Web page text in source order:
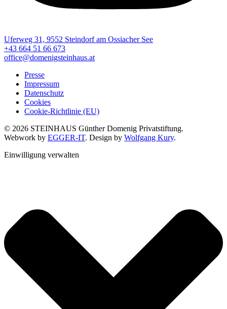
Uferweg 31, 9552 Steindorf am Ossiacher See
+43 664 51 66 673
office@domenigsteinhaus.at
Presse
Impressum
Datenschutz
Cookies
Cookie-Richtlinie (EU)
© 2026 STEINHAUS Günther Domenig Privatstiftung.
Webwork by EGGER-IT. Design by Wolfgang Kury.
Einwilligung verwalten